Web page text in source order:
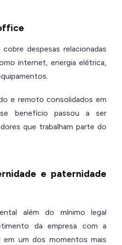
despesas relacionadas
internet, energia elétrica,
e remoto consolidados em
benefício passou a ser
que trabalham parte do
e paternidade
além do mínimo legal
da empresa com a
em um dos momentos mais